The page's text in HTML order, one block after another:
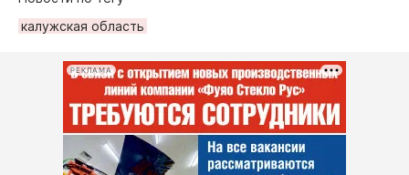
калужская область
РЕКЛАМА